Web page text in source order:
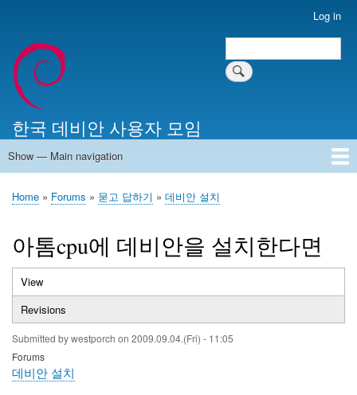
account
menu
Log in
Search
한국 데비안 사용자 모임
Main
Show — Main navigation
Home
알리는 말씀
최근 게시물
위키 문서
미러 서버
Breadcrumb
Home Forums 묻고 답하기 데비안 설치
아톰cpu에 데비안을 설치한다면
Primary
tabs
View
tab)
Revisions
Submitted bywestporch on 2009.09.04.(Fri) - 11:05
Forums
데비안 설치